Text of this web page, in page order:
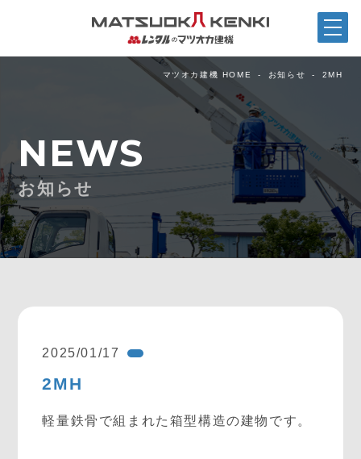
マツオカ建機 HOME お知らせ 2MH
NEWS
お知らせ
2025/01/17
2MH
軽量鉄骨で組まれた箱型構造の建物です。